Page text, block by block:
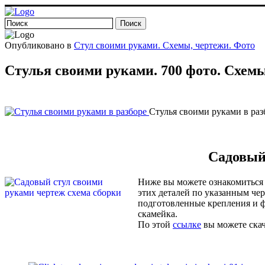
Опубликовано в Стул своими руками. Схемы, чертежи. Фото
Стулья своими руками. 700 фото.
Стулья своими руками в
Ниже вы можете ознакомиться
этих деталей по указанным
подготовленные крепления и
скамейка.
По этой ссылке вы можете